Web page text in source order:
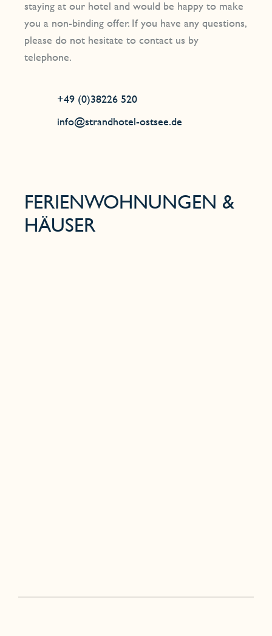
staying at our hotel and would be happy to make
you a non-binding offer. If you have any questions,
please do not hesitate to contact us by
telephone.
+49 (0)38226 520
info@strandhotel-ostsee.de
FERIENWOHNUNGEN &
HÄUSER